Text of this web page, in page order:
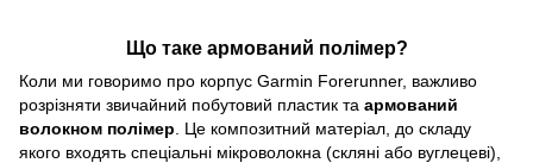
Що таке армований полімер?
Коли ми говоримо про корпус Garmin Forerunner, важливо
розрізняти звичайний побутовий пластик та армований
волокном полімер . Це композитний матеріал, до складу
якого входять спеціальні мікроволокна (скляні або вуглецеві),